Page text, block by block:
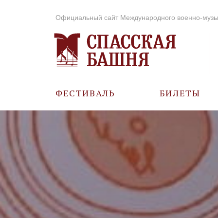
Официальный сайт Международного военно-
ФЕСТИВАЛЬ
О ФЕСТИВАЛЕ
ИСТОРИЯ
ФОТО И ВИДЕО
МУЗЫКА В ГОДЫ
ВОВ
БИЛЕТЫ